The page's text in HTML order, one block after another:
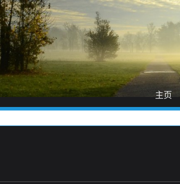
主页